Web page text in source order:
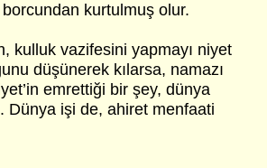
kurtulmuş olur.
kulluk vazifesini yapmayı niyet
düşünerek kılarsa, namazı
emrettiği bir şey, dünya
Dünya işi de, ahiret menfaati